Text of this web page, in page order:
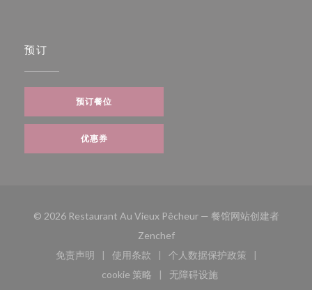
预订
预订餐位
优惠券
© 2026 Restaurant Au Vieux Pêcheur — 餐馆网站创建者
Zenchef((在新窗口中打开))
免责声明
((在新窗口中打开))
使用条款
((在新窗口中打开))
个人数据保护政策
((在新窗口中打开))
cookie 策略
((在新窗口中打开))
无障碍设施
((在新窗口中打开))